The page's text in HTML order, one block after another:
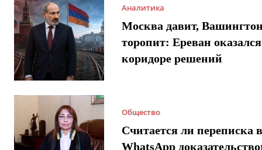
Аналитика
Москва давит, Вашингтон
торопит: Ереван
коридоре решений
Общество
Считается ли переписка в
WhatsApp